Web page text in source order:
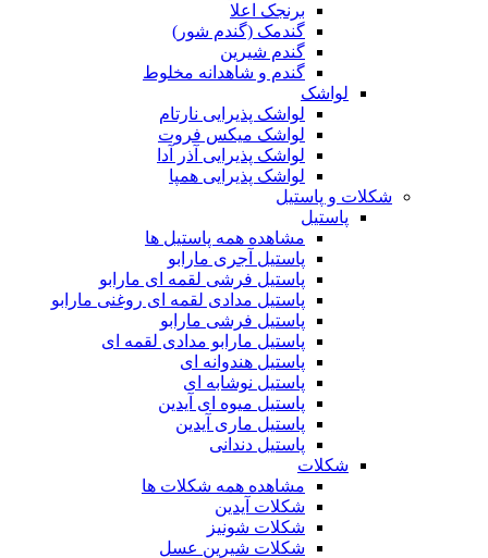
برنجک اعلا
گندمک (گندم شور)
گندم شیرین
گندم و شاهدانه مخلوط
لواشک
لواشک پذیرایی نارتام
لواشک میکس فروت
لواشک پذیرایی آذر آدا
لواشک پذیرایی همپا
شکلات و پاستیل
پاستیل
مشاهده همه پاستیل ها
پاستیل آجری مارابو
پاستیل فرشی لقمه ای مارابو
پاستیل مدادی لقمه ای روغنی مارابو
پاستیل فرشی مارابو
پاستیل مارابو مدادی لقمه ای
پاستیل هندوانه ای
پاستیل نوشابه ای
پاستیل میوه ای آیدین
پاستیل ماری آیدین
پاستیل دندانی
شکلات
مشاهده همه شکلات ها
شکلات آیدین
شکلات شونیز
شکلات شیرین عسل